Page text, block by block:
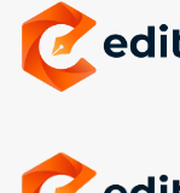
Menu
skin